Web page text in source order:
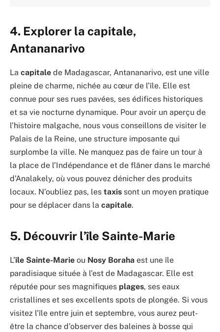
4. Explorer la capitale,
Antananarivo
La capitale de Madagascar, Antananarivo, est une ville
pleine de charme, nichée au cœur de l’île. Elle est
connue pour ses rues pavées, ses édifices historiques
et sa vie nocturne dynamique. Pour avoir un aperçu de
l’histoire malgache, nous vous conseillons de visiter le
Palais de la Reine, une structure imposante qui
surplombe la ville. Ne manquez pas de faire un tour à
la place de l’Indépendance et de flâner dans le marché
d’Analakely, où vous pouvez dénicher des produits
locaux. N’oubliez pas, les taxis sont un moyen pratique
pour se déplacer dans la capitale.
5. Découvrir l’île Sainte-Marie
L’île Sainte-Marie ou Nosy Boraha est une île
paradisiaque située à l’est de Madagascar. Elle est
réputée pour ses magnifiques plages, ses eaux
cristallines et ses excellents spots de plongée. Si vous
visitez l’île entre juin et septembre, vous aurez peut-
être la chance d’observer des baleines à bosse qui